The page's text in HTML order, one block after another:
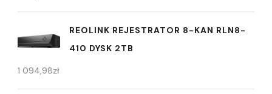
REOLINK REJESTRATOR 8-KAN RLN8-
410 DYSK 2TB
1 094,98zł